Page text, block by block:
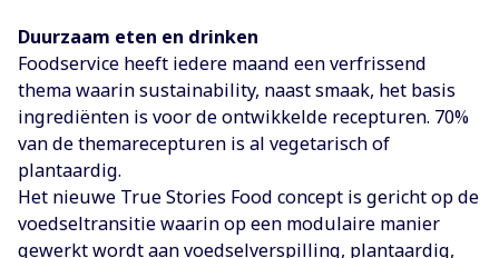
Duurzaam eten en drinken
Foodservice heeft iedere maand een verfrissend
thema waarin sustainability, naast smaak, het basis
ingrediënten is voor de ontwikkelde recepturen. 70%
van de themarecepturen is al vegetarisch of
plantaardig.
Het nieuwe True Stories Food concept is gericht op de
voedseltransitie waarin op een modulaire manier
gewerkt wordt aan voedselverspilling, plantaardig,